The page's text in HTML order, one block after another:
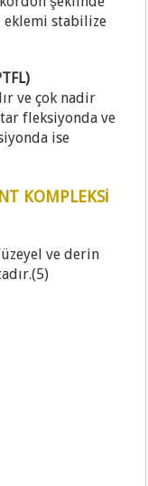
eklemi stabilize
ve çok nadir
fleksiyonda ve
ise
KOMPLEKSİ
ve derin